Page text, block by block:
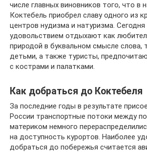
числе главных виновников того, что в
Коктебель приобрел славу одного из
центров нудизма и натуризма.
удовольствием отдыхают как
природой в буквальном смысле слова,
детьми, а также туристы,
с кострами и палатками.
Как добраться до Коктебеля
За последние годы в результате
России транспортные потоки между
материком немного
на доступность курортов. Наиболее
добраться до побережья считается